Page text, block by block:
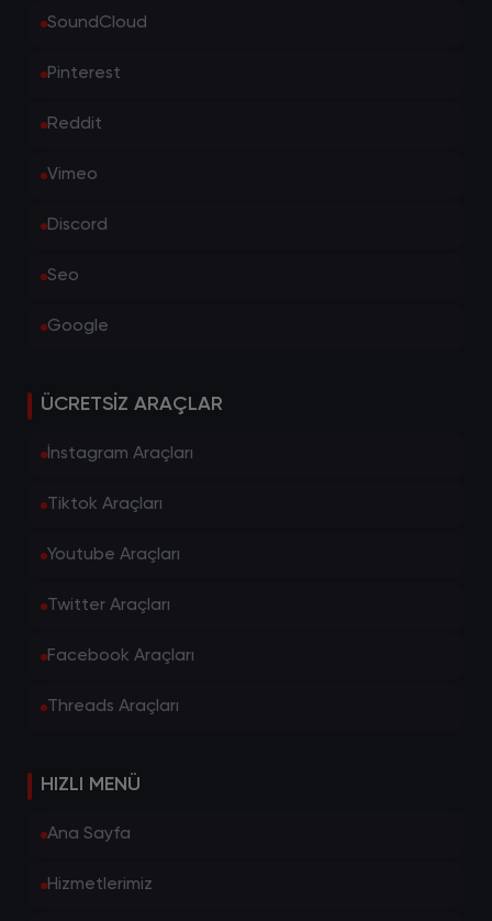
SoundCloud
Pinterest
Reddit
Vimeo
Discord
Seo
Google
ÜCRETSIZ ARAÇLAR
İnstagram Araçları
Tiktok Araçları
Youtube Araçları
Twitter Araçları
Facebook Araçları
Threads Araçları
HIZLI MENÜ
Ana Sayfa
Hizmetlerimiz